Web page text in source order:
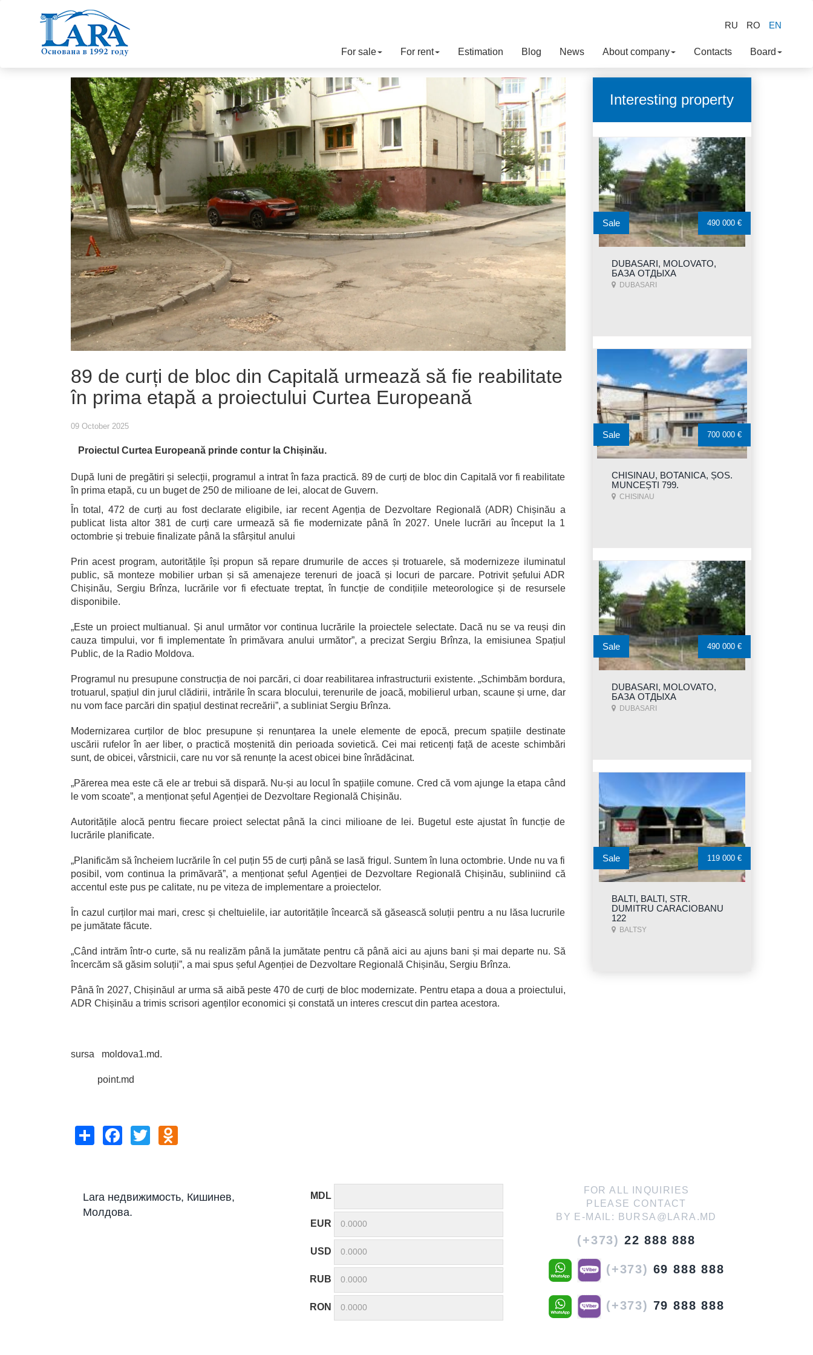
RU RO EN
For sale For rent Estimation Blog News About company Contacts Board
89 de curți de bloc din Capitală urmează să fie reabilitate
în prima etapă a proiectului Curtea Europeană
09 October 2025
Proiectul Curtea Europeană prinde contur la Chișinău.
După luni de pregătiri și selecții, programul a intrat în faza practică. 89 de curți de bloc din Capitală vor fi reabilitate
în prima etapă, cu un buget de 250 de milioane de lei, alocat de Guvern.
În total, 472 de curți au fost declarate eligibile, iar recent Agenția de Dezvoltare Regională (ADR) Chișinău a
publicat lista altor 381 de curți care urmează să fie modernizate până în 2027. Unele lucrări au început la 1
octombrie și trebuie finalizate până la sfârșitul anului
Prin acest program, autoritățile își propun să repare drumurile de acces și trotuarele, să modernizeze iluminatul
public, să monteze mobilier urban și să amenajeze terenuri de joacă și locuri de parcare. Potrivit șefului ADR
Chișinău, Sergiu Brînza, lucrările vor fi efectuate treptat, în funcție de condițiile meteorologice și de resursele
disponibile.
„Este un proiect multianual. Și anul următor vor continua lucrările la proiectele selectate. Dacă nu se va reuși din
cauza timpului, vor fi implementate în primăvara anului următor”, a precizat Sergiu Brînza, la emisiunea Spațiul
Public, de la Radio Moldova.
Programul nu presupune construcția de noi parcări, ci doar reabilitarea infrastructurii existente. „Schimbăm bordura,
trotuarul, spațiul din jurul clădirii, intrările în scara blocului, terenurile de joacă, mobilierul urban, scaune și urne, dar
nu vom face parcări din spațiul destinat recreării”, a subliniat Sergiu Brînza.
Modernizarea curților de bloc presupune și renunțarea la unele elemente de epocă, precum spațiile destinate
uscării rufelor în aer liber, o practică moștenită din perioada sovietică. Cei mai reticenți față de aceste schimbări
sunt, de obicei, vârstnicii, care nu vor să renunțe la acest obicei bine înrădăcinat.
„Părerea mea este că ele ar trebui să dispară. Nu-și au locul în spațiile comune. Cred că vom ajunge la etapa când
le vom scoate”, a menționat șeful Agenției de Dezvoltare Regională Chișinău.
Autoritățile alocă pentru fiecare proiect selectat până la cinci milioane de lei. Bugetul este ajustat în funcție de
lucrările planificate.
„Planificăm să încheiem lucrările în cel puțin 55 de curți până se lasă frigul. Suntem în luna octombrie. Unde nu va fi
posibil, vom continua la primăvară”, a menționat șeful Agenției de Dezvoltare Regională Chișinău, subliniind că
accentul este pus pe calitate, nu pe viteza de implementare a proiectelor.
În cazul curților mai mari, cresc și cheltuielile, iar autoritățile încearcă să găsească soluții pentru a nu lăsa lucrurile
pe jumătate făcute.
„Când intrăm într-o curte, să nu realizăm până la jumătate pentru că până aici au ajuns bani și mai departe nu. Să
încercăm să găsim soluții”, a mai spus șeful Agenției de Dezvoltare Regională Chișinău, Sergiu Brînza.
Până în 2027, Chișinăul ar urma să aibă peste 470 de curți de bloc modernizate. Pentru etapa a doua a proiectului,
ADR Chișinău a trimis scrisori agenților economici și constată un interes crescut din partea acestora.
sursa moldova1.md.
point.md
Share FacebookTwitter
Interesting property
DUBASARI, MOLOVATO,
БАЗА ОТДЫХА
DUBASARI
Sale 490 000 €
CHISINAU, BOTANICA, ȘOS.
MUNCEȘTI 799.
CHISINAU
Sale 700 000 €
DUBASARI, MOLOVATO,
БАЗА ОТДЫХА
DUBASARI
Sale 490 000 €
BALTI, BALTI, STR.
DUMITRU CARACIOBANU
122
BALTSY
Sale 119 000 €
Lara недвижимость, Кишинев,
Молдова.
MDL
EUR
USD
RUB
RON
FOR ALL INQUIRIES
PLEASE CONTACT
BY E-MAIL:
BURSA@LARA.MD
(+373) 22 888 888
(+373) 69 888 888
(+373) 79 888 888